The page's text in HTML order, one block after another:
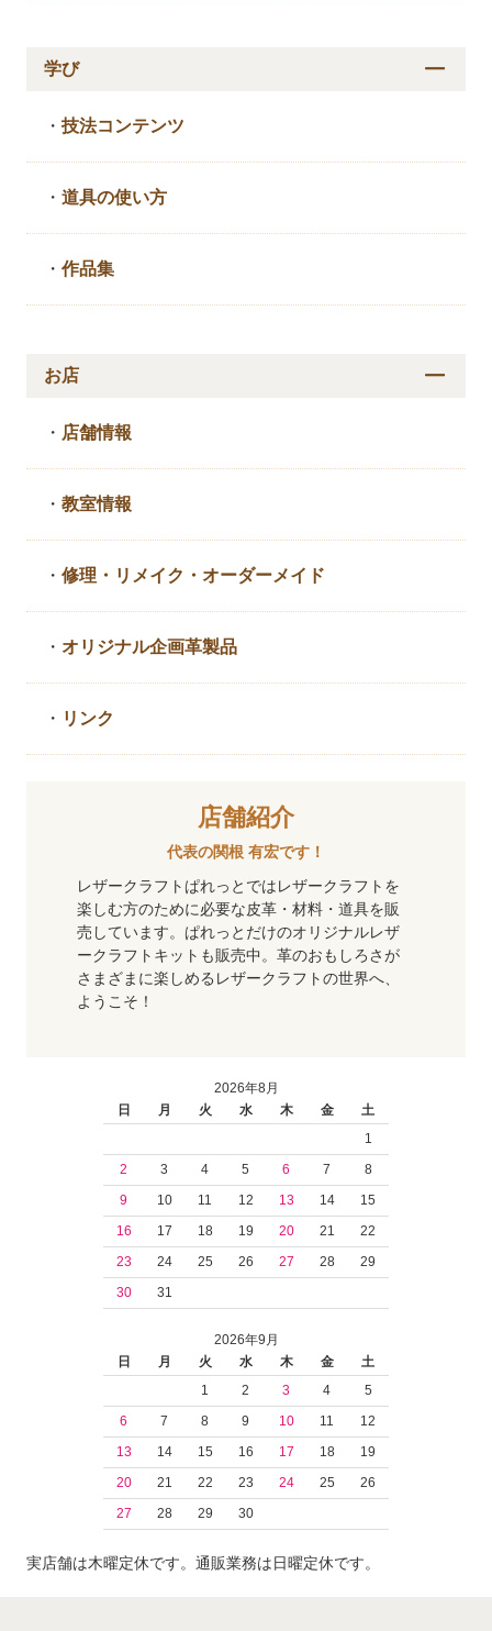
学び
・技法コンテンツ
・道具の使い方
・作品集
お店
・ 店舗情報
・教室情報
・修理・リメイク・ オーダーメイド
・ オリジナル企画革製品
・ リンク
店舗紹介
代表の関根 有宏です！
レザークラフトぱれっとではレザークラフトを
楽しむ方のために必要な皮革・材料・道具を販
売しています。ぱれっとだけのオリジナルレザ
ークラフトキットも販売中。革のおもしろさが
さまざまに楽しめるレザークラフトの世界へ、
ようこそ！
2026年8月
日
月 火 水 木 金
土
1
2
3 4 5 6 7
8
9
10 11 12 13 14
15
16
17 18 19 20 21
22
23
24 25 26 27 28
29
30
31
2026年9月
日
月 火 水 木 金
土
1
2 3 4
5
6
7 8 9 10 11
12
13
14 15 16 17 18
19
20
21 22 23 24 25
26
27
28 29 30
実店舗は木曜定休です。通販業務は日曜定休です。